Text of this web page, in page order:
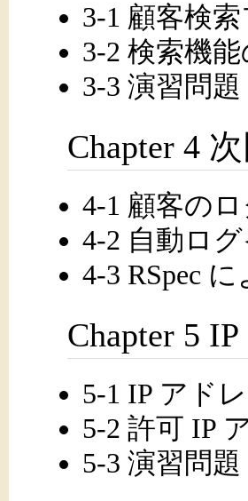
3-1 顧客検
3-2 検索機
3-3 演習問題
Chapter 4
4-1 顧客の
4-2 自動ロ
4-3 RSpec
Chapter 5
5-1 IP アド
5-2 許可 IP
5-3 演習問題